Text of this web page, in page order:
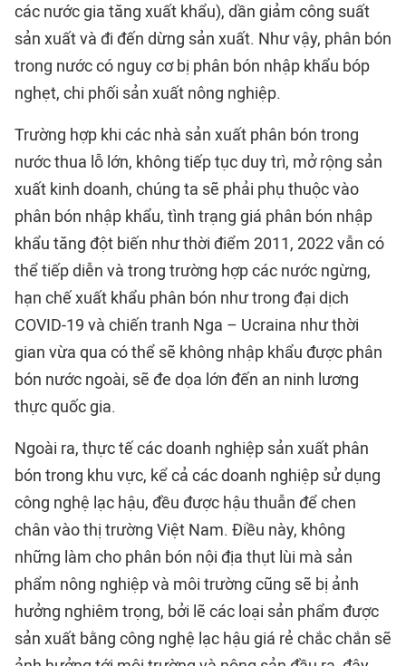
các nước gia tăng xuất khẩu), dần giảm công suất
sản xuất và đi đến dừng sản xuất. Như vậy, phân bón
trong nước có nguy cơ bị phân bón nhập khẩu bóp
nghẹt, chi phối sản xuất nông nghiệp.
Trường hợp khi các nhà sản xuất phân bón trong
nước thua lỗ lớn, không tiếp tục duy trì, mở rộng sản
xuất kinh doanh, chúng ta sẽ phải phụ thuộc vào
phân bón nhập khẩu, tình trạng giá phân bón nhập
khẩu tăng đột biến như thời điểm 2011, 2022 vẫn có
thể tiếp diễn và trong trường hợp các nước ngừng,
hạn chế xuất khẩu phân bón như trong đại dịch
COVID-19 và chiến tranh Nga – Ucraina như thời
gian vừa qua có thể sẽ không nhập khẩu được phân
bón nước ngoài, sẽ đe dọa lớn đến an ninh lương
thực quốc gia.
Ngoài ra, thực tế các doanh nghiệp sản xuất phân
bón trong khu vực, kể cả các doanh nghiệp sử dụng
công nghệ lạc hậu, đều được hậu thuẫn để chen
chân vào thị trường Việt Nam. Điều này, không
những làm cho phân bón nội địa thụt lùi mà sản
phẩm nông nghiệp và môi trường cũng sẽ bị ảnh
hưởng nghiêm trọng, bởi lẽ các loại sản phẩm được
sản xuất bằng công nghệ lạc hậu giá rẻ chắc chắn sẽ